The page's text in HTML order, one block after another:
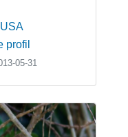
USA
profil
05-31